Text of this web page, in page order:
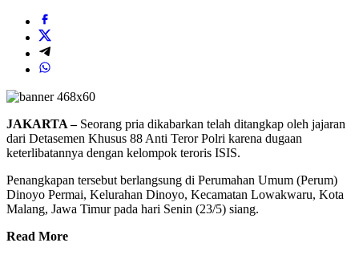
JAKARTA – Seorang pria dikabarkan telah ditangkap oleh jajaran
dari Detasemen Khusus 88 Anti Teror Polri karena dugaan
keterlibatannya dengan kelompok teroris ISIS.
Penangkapan tersebut berlangsung di Perumahan Umum (Perum)
Dinoyo Permai, Kelurahan Dinoyo, Kecamatan Lowakwaru, Kota
Malang, Jawa Timur pada hari Senin (23/5) siang.
Read More